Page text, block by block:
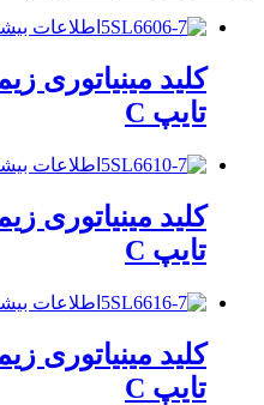
اطلاعات
تایپ C
اطلاعات
تایپ C
اطلاعات
تایپ C